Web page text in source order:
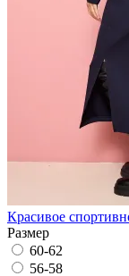
Красивое
Размер
60-62
56-58